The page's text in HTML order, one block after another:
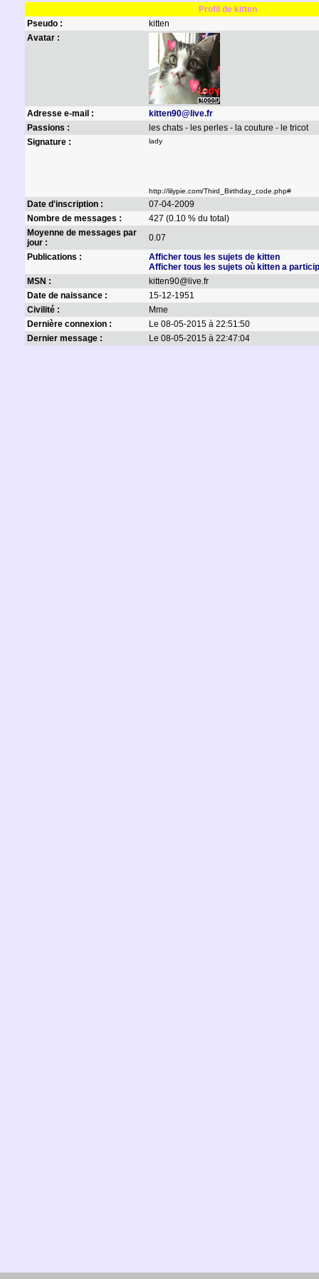
Profil de kitten
Pseudo :
kitten
Avatar :
Adresse e-mail :
kitten90@live.fr
Passions :
les chats - les perles - la couture - le tricot
Signature :
lady
http://lilypie.com/Third_Birthday_code.php#
Date d'inscription :
07-04-2009
Nombre de messages :
427 (0.10 % du total)
Moyenne de messages par
jour :
0.07
Publications :
Afficher tous les sujets de kitten
Afficher tous les sujets où kitten a
MSN :
kitten90@live.fr
Date de naissance :
15-12-1951
Civilité :
Mme
Dernière connexion :
Le 08-05-2015 à 22:51:50
Dernier message :
Le 08-05-2015 à 22:47:04